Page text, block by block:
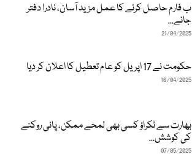
ب فارم حاصل کرنے کا عمل مزید آسان، نادرا دفتر
جانے...
21/04/2025
حکومت نے 17 اپریل کو عام تعطیل کا اعلان کر دیا
16/04/2025
بھارت سے ٹکراؤ کسی بھی لمحے ممکن، پانی روکنے
کی کوشش...
07/05/2025